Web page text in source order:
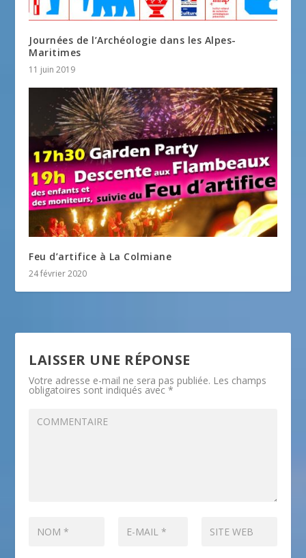
Journées de l’Archéologie dans les Alpes-
Maritimes
11 juin 2019
Feu d’artifice à La Colmiane
24 février 2020
LAISSER UNE RÉPONSE
Votre adresse e-mail ne sera pas publiée. Les champs
obligatoires sont indiqués avec*